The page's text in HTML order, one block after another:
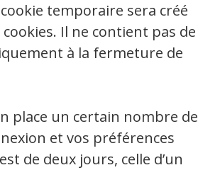
temporaire sera créé
Il ne contient pas de
à la fermeture de
place un certain nombre de
et vos préférences
de deux jours, celle d’un